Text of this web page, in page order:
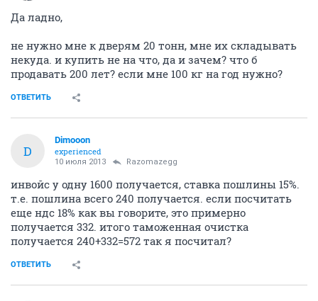
Да ладно,
не нужно мне к дверям 20 тонн, мне их складывать
некуда. и купить не на что, да и зачем? что б
продавать 200 лет? если мне 100 кг на год нужно?
ОТВЕТИТЬ
D
Dimooon
experienced
10 июля 2013 Razomazegg
инвойс у одну 1600 получается, ставка пошлины 15%.
т.е. пошлина всего 240 получается. если посчитать
еще ндс 18% как вы говорите, это примерно
получается 332. итого таможенная очистка
получается 240+332=572 так я посчитал?
ОТВЕТИТЬ